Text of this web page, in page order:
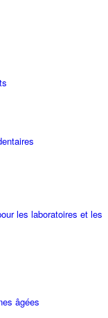
les laboratoires et les
âgées